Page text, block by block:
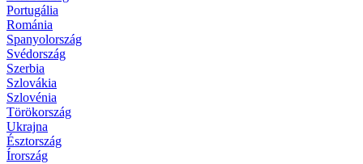
Portugália
Románia
Spanyolország
Svédország
Szerbia
Szlovákia
Szlovénia
Törökország
Ukrajna
Észtország
Írország